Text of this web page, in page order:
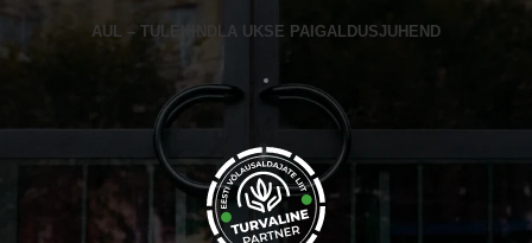
AUL – TULEKINDLA UKSE PAIGALDUSJUHEND